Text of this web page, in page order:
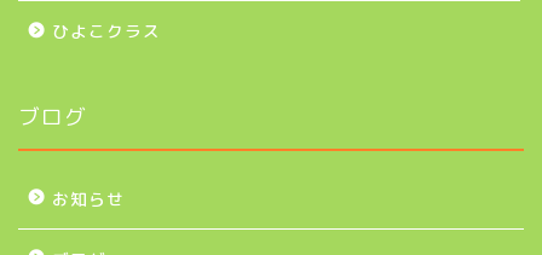
ひよこクラス
ブログ
お知らせ